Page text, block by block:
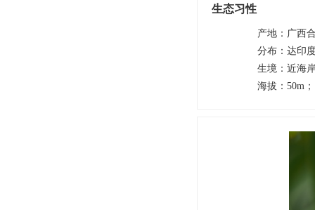
生态习性
产地 ： 广西
分布 ： 达印
生境 ： 近海
海拔 ： 50m；